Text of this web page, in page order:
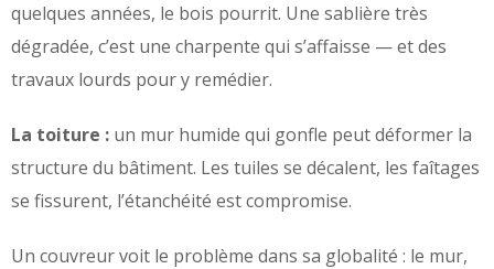
quelques années, le bois pourrit. Une sablière très
dégradée, c’est une charpente qui s’affaisse — et des
travaux lourds pour y remédier.
La toiture : un mur humide qui gonfle peut déformer la
structure du bâtiment. Les tuiles se décalent, les faîtages
se fissurent, l’étanchéité est compromise.
Un couvreur voit le problème dans sa globalité : le mur,